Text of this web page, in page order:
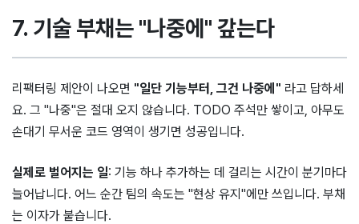
7. 기술 부채는 "나중에" 갚는다
리팩터링 제안이 나오면 "일단 기능부터, 그건 나중에" 라고 답하세
요. 그 "나중"은 절대 오지 않습니다. TODO 주석만 쌓이고, 아무도
손대기 무서운 코드 영역이 생기면 성공입니다.
실제로 벌어지는 일: 기능 하나 추가하는 데 걸리는 시간이 분기마다
늘어납니다. 어느 순간 팀의 속도는 "현상 유지"에만 쓰입니다. 부채
는 이자가 붙습니다.